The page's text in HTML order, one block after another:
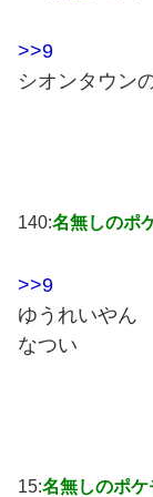
>>9
シオンタウン
140:名無しのポ
>>9
ゆうれいやん
なつい
15:名無しのポ